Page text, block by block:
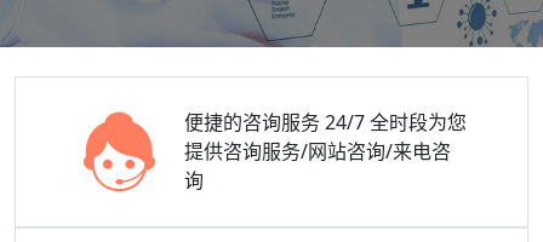
便捷的咨询服务24/7 全时段为您
提供咨询服务/网站咨询/来电咨
询